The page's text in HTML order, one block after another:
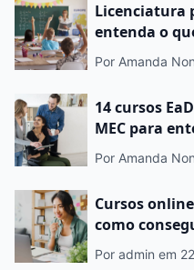
Licenciatura
entenda o
Por Amanda
14 cursos
MEC para
Por Amanda
Cursos
como
Por admin em